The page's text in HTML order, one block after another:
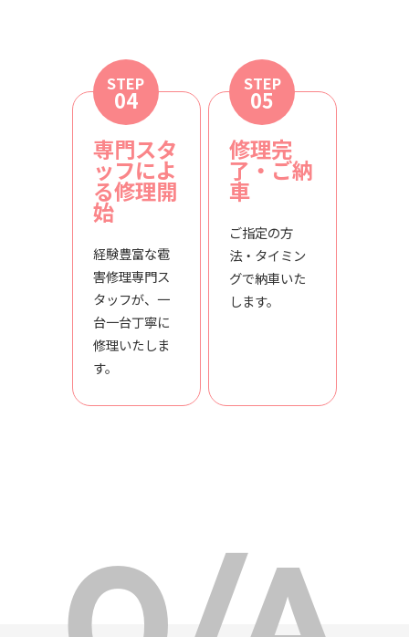
STEP
04
専門スタ
ッフによ
る修理開
始
経験豊富な雹
害修理専門ス
タッフが、一
台一台丁寧に
修理いたしま
す。
STEP
05
修理完
了・ご納
車
ご指定の方
法・タイミン
グで納車いた
します。